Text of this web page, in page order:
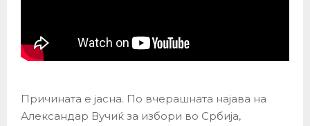
Причината е јасна. По вчерашната најава на
Александар Вучиќ за избори во Србија,